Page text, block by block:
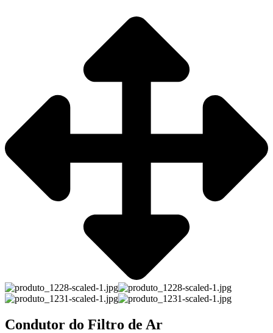
Condutor do Filtro de Ar